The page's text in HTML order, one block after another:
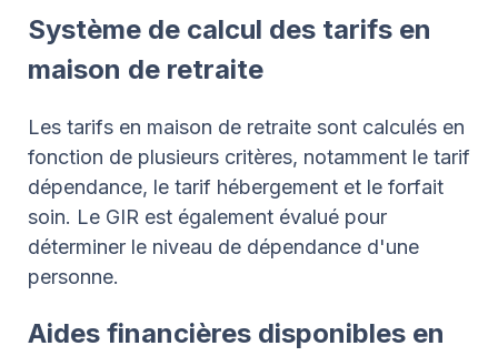
Système de calcul des tarifs en
maison de retraite
Les tarifs en maison de retraite sont calculés en
fonction de plusieurs critères, notamment le tarif
dépendance, le tarif hébergement et le forfait
soin. Le GIR est également évalué pour
déterminer le niveau de dépendance d'une
personne.
Aides financières disponibles en